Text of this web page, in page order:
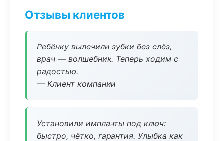
Отзывы клиентов
Ребёнку вылечили зубки без слёз,
врач — волшебник. Теперь ходим с
радостью.
— Клиент компании
Установили импланты под ключ:
быстро, чётко, гарантия. Улыбка как